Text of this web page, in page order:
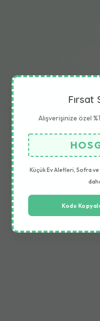
Fırsat
Alışverişinize özel
Küçük Ev Aletleri, Sofra
Kodu